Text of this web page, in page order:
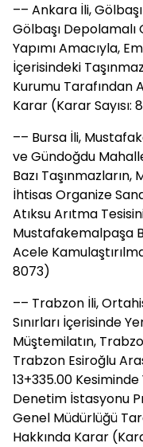
–– Ankara İli,
Gölbaşı Depolamalı
Yapımı Amacıyla,
İçerisindeki
Kurumu Tarafından
Karar (Karar Sayısı:
–– Bursa İli,
ve Gündoğdu
Bazı
İhtisas Organize
Atıksu Arıtma
Mustafakemalpaşa
Acele
8073)
–– Trabzon İli,
Sınırları İçerisinde
Müştemilatın,
Trabzon Esiroğlu
13+335.00
Denetim İstasyonu
Genel Müdürlüğü
Hakkında Karar